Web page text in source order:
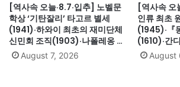
[역사속 오늘·8.7·입추] 노벨문
학상 ‘기탄잘리’ 타고르 별세
(1941)·하와이 최초의 재미단체
신민회 조직(1903)·나폴레옹 세
인트헬레나섬 유배(1815)·英 해
군, 스페인 무적함대 격파
August 7, 2026
[역사속 오
인류 최초
(1945)·『
(1610)·간
(1931)·대
자메이카,
August